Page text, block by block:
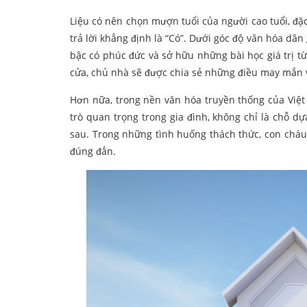
Liệu có nên chọn mượn tuổi của người cao tuổi,
trả lời khẳng định là “Có”. Dưới góc độ văn hóa
bậc có phúc đức và sở hữu những bài học giá trị
cửa, chủ nhà sẽ được chia sẻ những điều may
Hơn nữa, trong nền văn hóa truyền thống của
trò quan trọng trong gia đình, không chỉ là chỗ
sau. Trong những tình huống thách thức, con
đúng đắn.